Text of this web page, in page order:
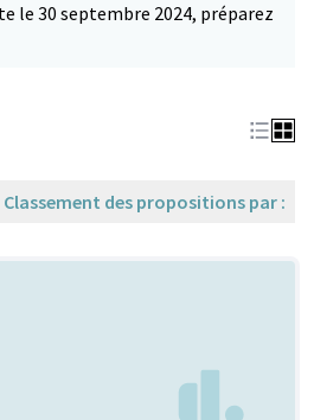
le 30 septembre 2024, préparez
Classement des propositions par :